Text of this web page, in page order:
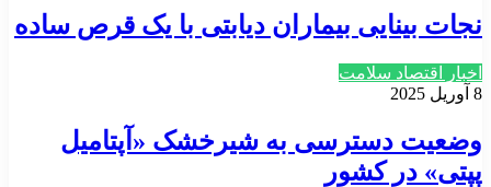
نجات بینایی بیماران دیابتی با یک قرص ساده
اخبار اقتصاد سلامت
8 آوریل 2025
وضعیت دسترسی به شیرخشک «آپتامیل
پپتی» در کشور